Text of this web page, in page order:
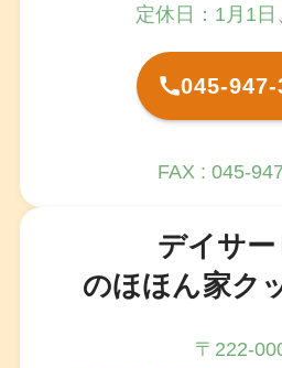
定休日：1月1日
045-947-
FAX : 045-
デイサー
のほほん家ク
〒222-